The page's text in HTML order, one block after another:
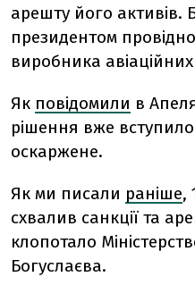
арешту його активів.
президентом
виробника
Як повідомили в
рішення вже
оскаржене.
Як ми писали раніше,
схвалив санкції та
клопотало
Богуслаєва.